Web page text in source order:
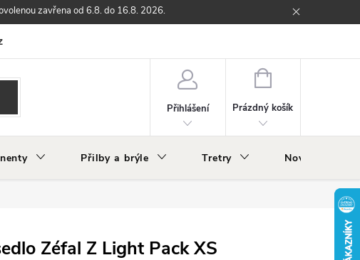
zavřena od 6.8. do 16.8. 2026.
zboží
Přihlášení
NÁKUPNÍ
Prázdný košík
Přilby a brýle Tretry Nově v
Zéfal Z Light Pack XS